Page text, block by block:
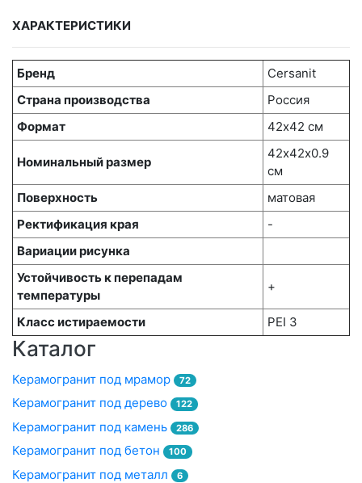
ХАРАКТЕРИСТИКИ
Бренд
Cersanit
Страна производства
Россия
Формат
42х42 см
Номинальный размер
42х42x0.9
см
Поверхность
матовая
Ректификация края
-
Вариации рисунка
Устойчивость к перепадам
температуры
+
Класс истираемости PEI 3
Каталог
Керамогранит под мрамор 72
Керамогранит под дерево 122
Керамогранит под камень 286
Керамогранит под бетон 100
Керамогранит под металл 6